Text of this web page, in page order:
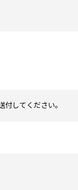
付してください。